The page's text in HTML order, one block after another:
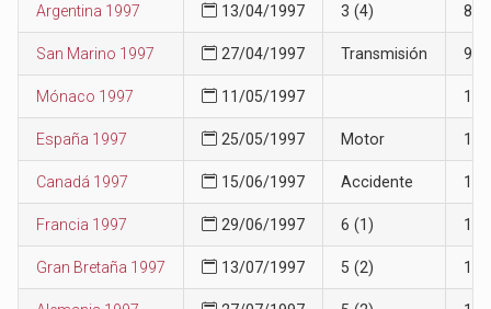
Argentina 1997 13/04/1997 3 (4) 8
San Marino 1997 27/04/1997 Transmisión 9
Mónaco 1997 11/05/1997 10
España 1997 25/05/1997 Motor 12
Canadá 1997 15/06/1997 Accidente 13
Francia 1997 29/06/1997 6 (1) 13
Gran Bretaña 1997 13/07/1997 5 (2) 11